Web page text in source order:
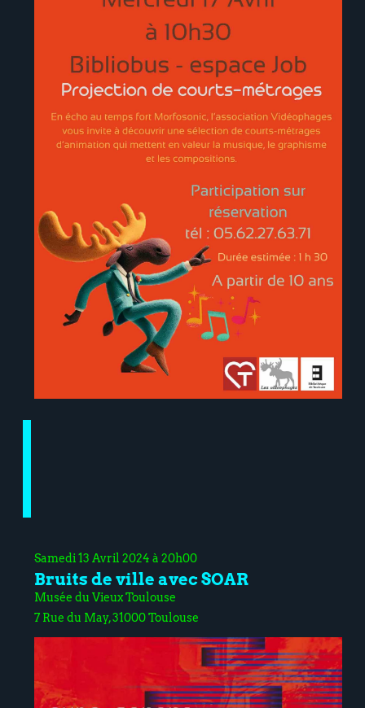
Samedi 13 Avril 2024 à 20h00
Bruits de ville avec SOAR
Musée du Vieux Toulouse
7 Rue du May, 31000 Toulouse